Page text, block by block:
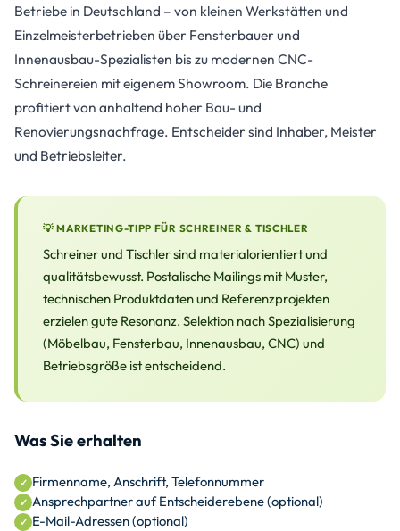
Betriebe in Deutschland – von kleinen Werkstätten und
Einzelmeisterbetrieben über Fensterbauer und
Innenausbau-Spezialisten bis zu modernen CNC-
Schreinereien mit eigenem Showroom. Die Branche
profitiert von anhaltend hoher Bau- und
Renovierungsnachfrage. Entscheider sind Inhaber, Meister
und Betriebsleiter.
💡 MARKETING-TIPP FÜR SCHREINER & TISCHLER
Schreiner und Tischler sind materialorientiert und
qualitätsbewusst. Postalische Mailings mit Muster,
technischen Produktdaten und Referenzprojekten
erzielen gute Resonanz. Selektion nach Spezialisierung
(Möbelbau, Fensterbau, Innenausbau, CNC) und
Betriebsgröße ist entscheidend.
Was Sie erhalten
Firmenname, Anschrift, Telefonnummer
Ansprechpartner auf Entscheiderebene (optional)
E-Mail-Adressen (optional)